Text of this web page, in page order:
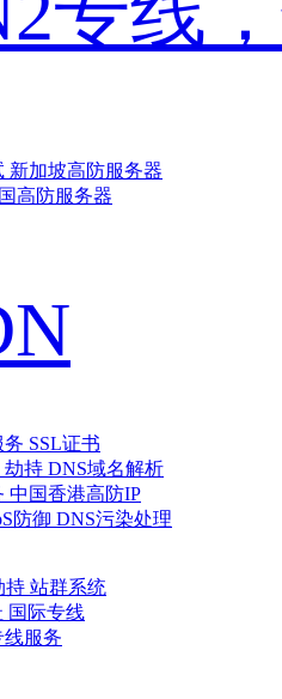
新加坡高防服务器
高防服务器
务 SSL证书
劫持 DNS域名解析
中国香港高防IP
防御 DNS污染处理
持 站群系统
国际专线
服务